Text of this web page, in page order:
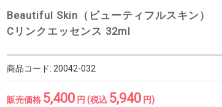
Beautiful Skin（ビューティフルスキン）
Cリンクエッセンス 32ml
商品コード: 20042-032
販売価格 5,400円 (税込 5,940円)